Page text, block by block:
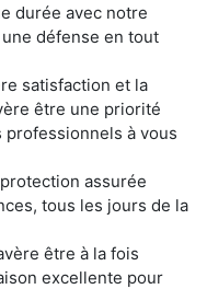
durée avec notre
défense en tout
satisfaction et la
être une priorité
professionnels à vous
assurée
tous les jours de la
être à la fois
excellente pour